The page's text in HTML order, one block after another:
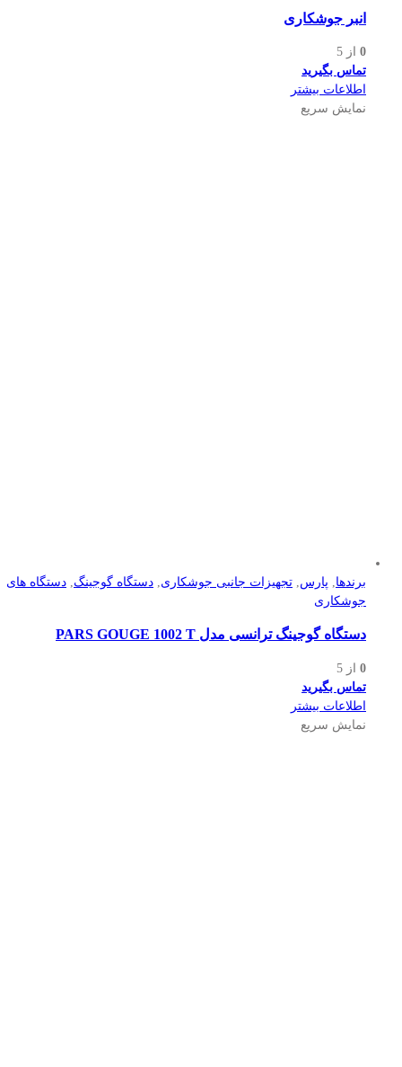
انبر جوشکاری
0 از 5
تماس بگیرید
اطلاعات بیشتر
نمایش سریع
برندها پارس تجهیزات جانبی جوشکاری دستگاه گوجینگ دستگاه های
جوشکاری
دستگاه گوجینگ ترانسی مدل PARS GOUGE 1002 T
0 از 5
تماس بگیرید
اطلاعات بیشتر
نمایش سریع